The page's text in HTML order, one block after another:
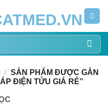
/ SẢN PHẨM ĐƯỢC GẮN
ĐIỆN TỬU GIÁ RẺ”